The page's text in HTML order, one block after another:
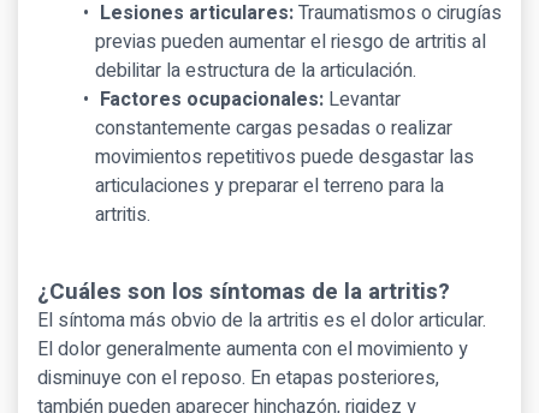
Lesiones articulares:Traumatismos o cirugías
previas pueden aumentar el riesgo de artritis al
debilitar la estructura de la articulación.
Factores ocupacionales:Levantar
constantemente cargas pesadas o realizar
movimientos repetitivos puede desgastar las
articulaciones y preparar el terreno para la
artritis.
¿Cuáles son los síntomas de la artritis?
El síntoma más obvio de la artritis es el dolor articular.
El dolor generalmente aumenta con el movimiento y
disminuye con el reposo. En etapas posteriores,